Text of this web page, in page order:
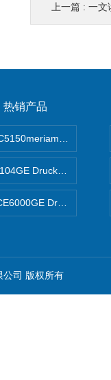
上一篇 : 一文
热销产品
智能手操器
Druck德鲁克
Druck德鲁克
司 版权所有